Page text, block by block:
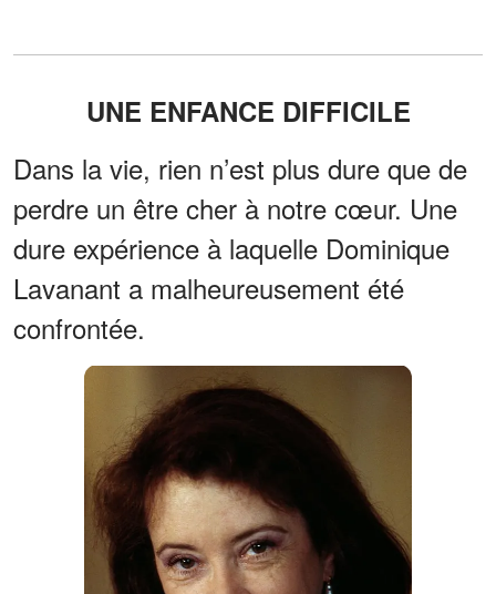
UNE ENFANCE DIFFICILE
Dans la vie, rien n’est plus dure que de
perdre un être cher à notre cœur. Une
dure expérience à laquelle Dominique
Lavanant a malheureusement été
confrontée.